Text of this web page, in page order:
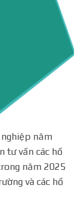
năm
tư vấn các hồ
năm 2025
và các hồ